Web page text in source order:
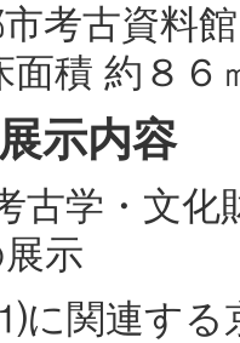
考古資料
面積 約８６
示内容
学・文化
示
関連する